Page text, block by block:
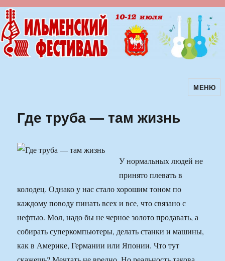
Ильменский фестиваль авторскойМЕНЮ
Где труба — там жизнь
У нормальных людей не
принято плевать в
колодец. Однако у нас стало хорошим тоном по
каждому поводу пинать всех и все, что связано с
нефтью. Мол, надо бы не черное золото продавать, а
собирать суперкомпьютеры, делать станки и машины,
как в Америке, Германии или Японии. Что тут